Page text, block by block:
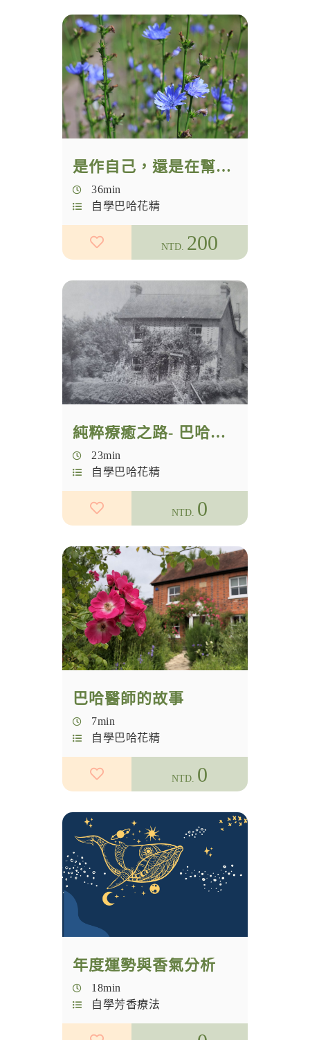
九型人格
香愛生活
精油調香
說明會
是作自己，還是在幫情緒找出口
36min
自學巴哈花精
NTD. 200
純粹療癒之路- 巴哈花精的誕生
23min
自學巴哈花精
NTD. 0
巴哈醫師的故事
7min
自學巴哈花精
NTD. 0
年度運勢與香氣分析
18min
自學芳香療法